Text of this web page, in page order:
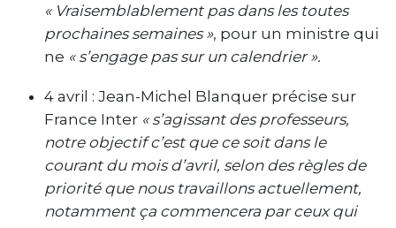
« Vraisemblablement pas dans les toutes
prochaines semaines », pour un ministre qui
ne « s’engage pas sur un calendrier ».
4 avril : Jean-Michel Blanquer précise sur
France Inter « s’agissant des professeurs,
notre objectif c’est que ce soit dans le
courant du mois d’avril, selon des règles de
priorité que nous travaillons actuellement,
notamment ça commencera par ceux qui